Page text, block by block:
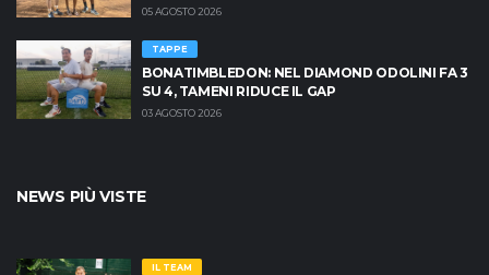
05 AGOSTO 2026
TAPPE
BONATIMBLEDON: NEL DIAMOND ODOLINI FA 3
SU 4, TAMENI RIDUCE IL GAP
03 AGOSTO 2026
NEWS PIÙ VISTE
IL TEAM